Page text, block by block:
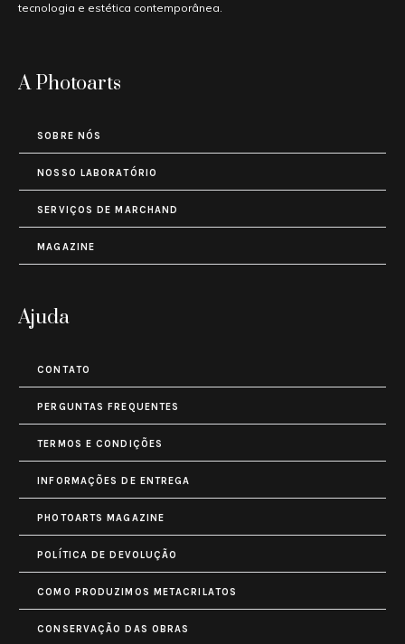
tecnologia e estética contemporânea.
A Photoarts
SOBRE NÓS
NOSSO LABORATÓRIO
SERVIÇOS DE MARCHAND
MAGAZINE
Ajuda
CONTATO
PERGUNTAS FREQUENTES
TERMOS E CONDIÇÕES
INFORMAÇÕES DE ENTREGA
PHOTOARTS MAGAZINE
POLÍTICA DE DEVOLUÇÃO
COMO PRODUZIMOS METACRILATOS
CONSERVAÇÃO DAS OBRAS